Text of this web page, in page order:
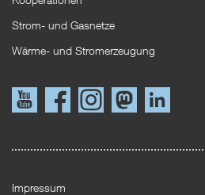
Strom- und Gasnetze
Wärme- und Stromerzeugung
Link
YouTube
Link
Facebook
InstagramMastodonLinkedIn
Impressum